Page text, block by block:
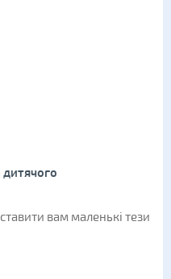
вам маленькі тези